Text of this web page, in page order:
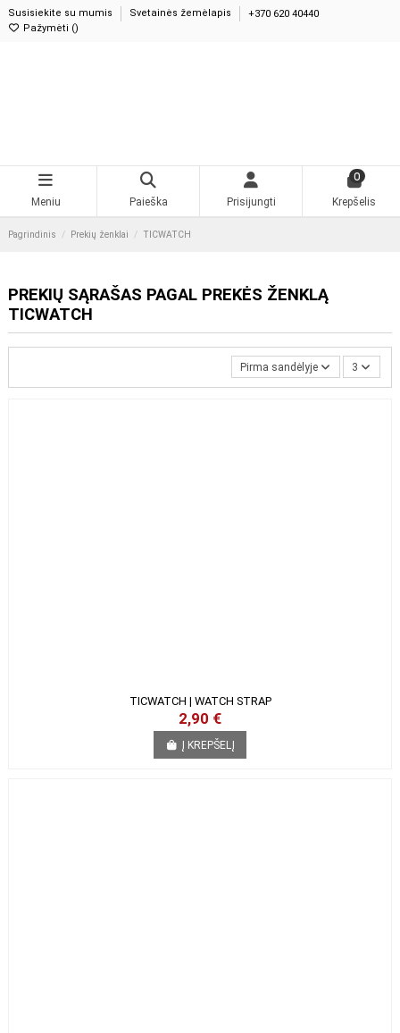
Susisiekite su mumis Svetainės žemėlapis
+370 620 40440
Pažymėti ( 0)
Meniu Paieška Prisijungti
0
Krepšelis
Pagrindinis Prekių ženklai TICWATCH
PREKIŲ SĄRAŠAS PAGAL PREKĖS ŽENKLĄ
TICWATCH
Pirma sandėlyje 3
TICWATCH | WATCH STRAP
2,90 €
Į KREPŠELĮ